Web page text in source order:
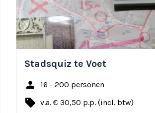
Stadsquiz te Voet
person 16 - 200 personen
local_offer v.a. € 30,50 p.p. (incl. btw)